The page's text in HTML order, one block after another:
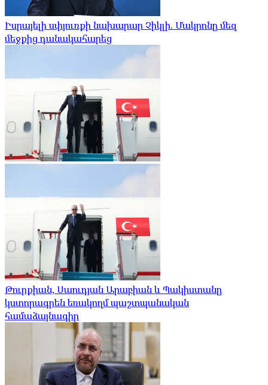
Իսրայելի սփյուռքի նախարար Չիկլի. Մակրոնը մեզ
մեջքից դանակահարեց
Թուրքիան, Սաուդյան Արաբիան և Պակիստանը
կստորագրեն եռակողմ պաշտպանական
համաձայնագիր